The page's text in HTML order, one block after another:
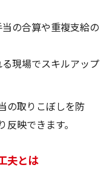
の合算や重複支給の
現場でスキルアップ
の取りこぼしを防
映できます。
夫とは